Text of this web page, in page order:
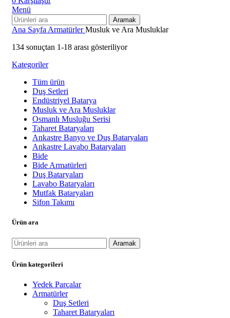
Menü
Aramak
Ana Sayfa ArmatürlerMusluk ve Ara Musluklar
134 sonuçtan 1-18 arası gösteriliyor
Kategoriler
Tüm ürün
Duş Setleri
Endüstriyel Batarya
Musluk ve Ara Musluklar
Osmanlı Musluğu Serisi
Taharet Bataryaları
Ankastre Banyo ve Duş Bataryaları
Ankastre Lavabo Bataryaları
Bide
Bide Armatürleri
Duş Bataryaları
Lavabo Bataryaları
Mutfak Bataryaları
Sifon Takımı
Ürün ara
Aramak
Ürün kategorileri
Yedek Parçalar
Armatürler
Duş Setleri
Taharet Bataryaları